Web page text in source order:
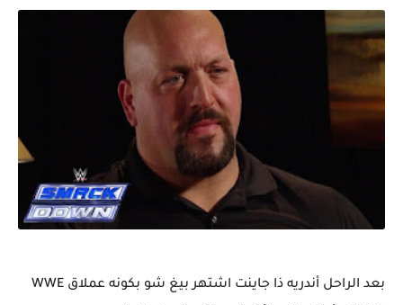
بعد الراحل أندريه ذا جاينت اشتهر بيغ شو بكونه عملاق WWE